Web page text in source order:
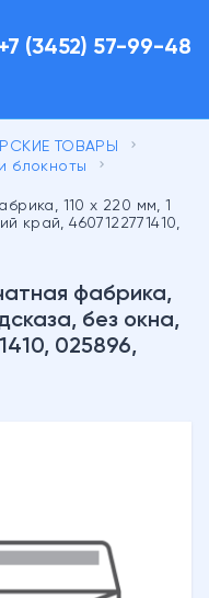
+7 (3452) 57-99-48
ТОВАРЫ keyboard_arrow_right
блокноты keyboard_arrow_right
110 х 220 мм, 1
край, 4607122771410,
фабрика,
без окна,
025896,